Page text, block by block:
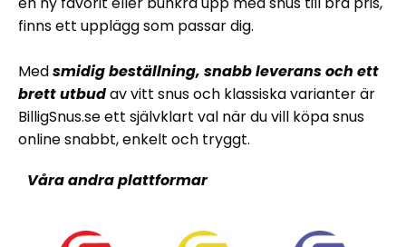
finns ett upplägg som passar dig.
Medsmidig beställning, snabb leverans och ett
brett utbudav vitt snus och klassiska varianter är
BilligSnus.se ett självklart val när du vill köpa snus
online snabbt, enkelt och tryggt.
Våra andra plattformar